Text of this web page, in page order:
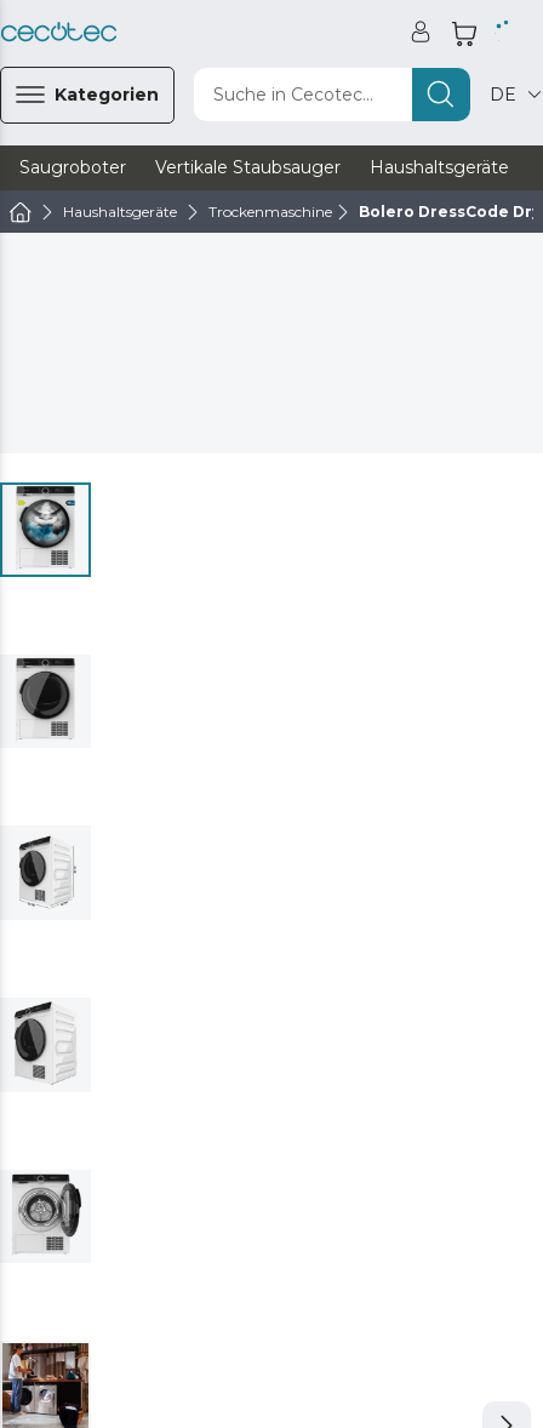
Kategorien Suche in Cecotec... DE
Saugroboter Vertikale Staubsauger Haushaltsgeräte
Haushaltsgeräte Trockenmaschine Bolero DressCode